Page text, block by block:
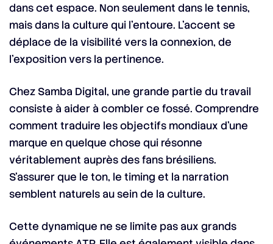
dans cet espace. Non seulement dans le tennis,
mais dans la culture qui l’entoure. L’accent se
déplace de la visibilité vers la connexion, de
l’exposition vers la pertinence.
Chez Samba Digital, une grande partie du travail
consiste à aider à combler ce fossé. Comprendre
comment traduire les objectifs mondiaux d’une
marque en quelque chose qui résonne
véritablement auprès des fans brésiliens.
S’assurer que le ton, le timing et la narration
semblent naturels au sein de la culture.
Cette dynamique ne se limite pas aux grands